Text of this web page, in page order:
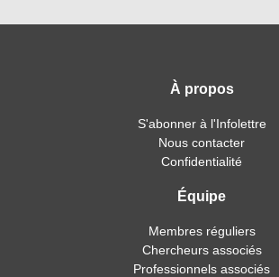
À propos
S'abonner à l'Infolettre
Nous contacter
Confidentialité
Équipe
Membres réguliers
Chercheurs associés
Professionnels associés